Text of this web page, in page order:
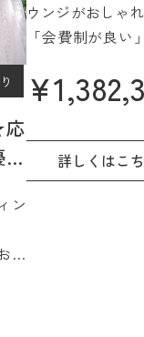
ン
得
ウンジがおしゃ
「会費制が良
過ごしたい」
そんなご希望
15階、名古屋を
間で実現☆
さらに魅力的に
¥
詳しくはこ